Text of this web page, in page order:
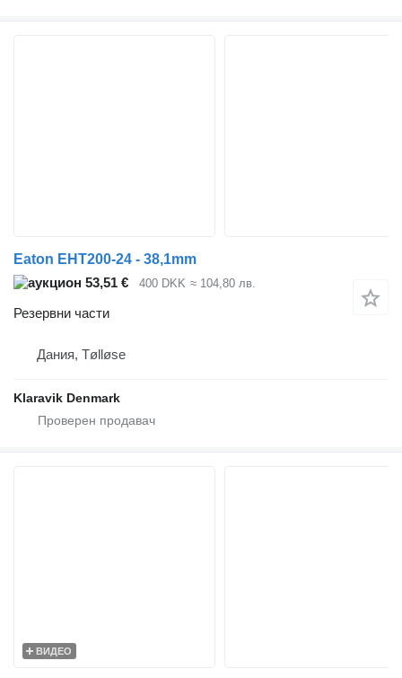
Eaton EHT200-24 - 38,1mm
53,51 €
400 DKK ≈ 104,80 лв.
Резервни части
Дания, Tølløse
Klaravik Denmark
ВИДЕО